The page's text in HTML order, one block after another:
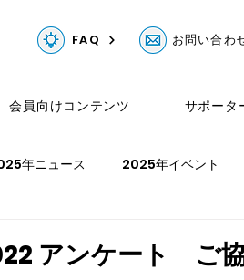
FAQ お問い合わ
会員向けコンテンツ サポータ
年ニュース 2025年イベント
アンケート ご